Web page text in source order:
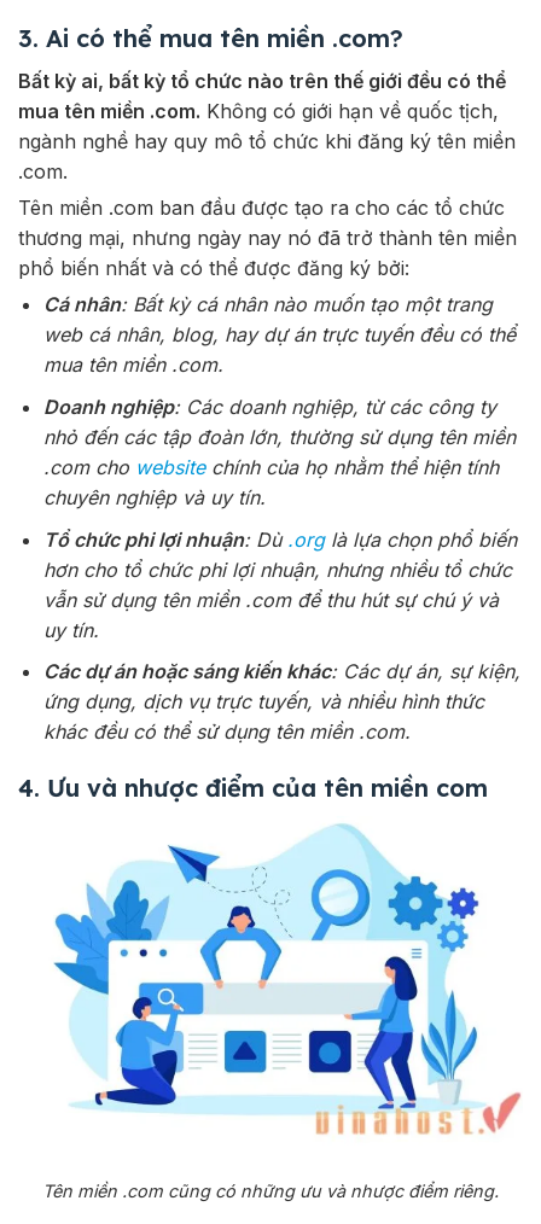
3. Ai có thể mua tên miền .com?
Bất kỳ ai, bất kỳ tổ chức nào trên thế giới đều có thể
mua tên miền .com. Không có giới hạn về quốc tịch,
ngành nghề hay quy mô tổ chức khi đăng ký tên miền
.com.
Tên miền .com ban đầu được tạo ra cho các tổ chức
thương mại, nhưng ngày nay nó đã trở thành tên miền
phổ biến nhất và có thể được đăng ký bởi:
Cá nhân: Bất kỳ cá nhân nào muốn tạo một trang
web cá nhân, blog, hay dự án trực tuyến đều có thể
mua tên miền .com.
Doanh nghiệp: Các doanh nghiệp, từ các công ty
nhỏ đến các tập đoàn lớn, thường sử dụng tên miền
.com cho websitechính của họ nhằm thể hiện tính
chuyên nghiệp và uy tín.
Tổ chức phi lợi nhuận: Dù .orglà lựa chọn phổ biến
hơn cho tổ chức phi lợi nhuận, nhưng nhiều tổ chức
vẫn sử dụng tên miền .com để thu hút sự chú ý và
uy tín.
Các dự án hoặc sáng kiến khác: Các dự án, sự kiện,
ứng dụng, dịch vụ trực tuyến, và nhiều hình thức
khác đều có thể sử dụng tên miền .com.
4. Ưu và nhược điểm của tên miền com
Tên miền .com cũng có những ưu và nhược điểm riêng.